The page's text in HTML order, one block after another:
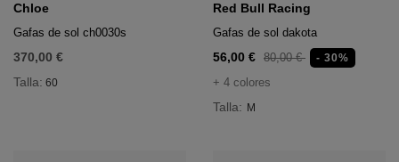
Chloe
Gafas de sol ch0030s
370,00 €
Talla: 60
Red Bull Racing
Gafas de sol dakota
56,00 € 80,00 € - 30%
+ 4 colores
Talla: M